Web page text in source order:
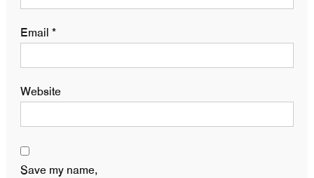
Email *
Website
Save my name,